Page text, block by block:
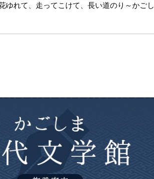
ゆれて、走ってこけて、長い道のり～かご